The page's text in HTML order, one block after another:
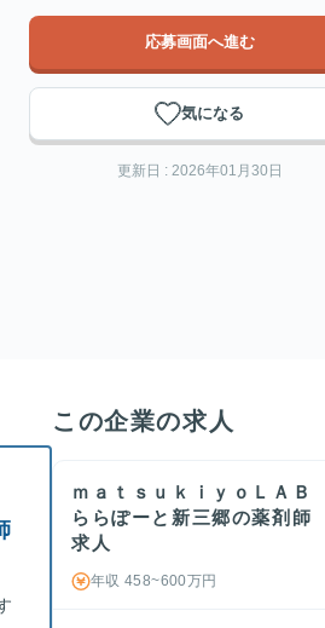
応募画面へ進む
気になる
更新日 : 2026年01月30日
この企業の求人
ｍａｔｓｕｋｉｙｏＬＡＢ
ららぽーと新三郷の薬剤師
求人
年収 458~600万円